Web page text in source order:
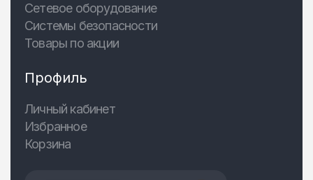
Сетевое оборудование
Системы безопасности
Товары по акции
Профиль
Личный кабинет
Избранное
Корзина